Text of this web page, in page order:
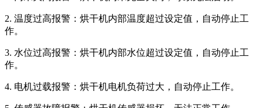
2. 温度过高报警：烘干机内部温度超过设定值，自动停止工
作。
3. 水位过高报警：烘干机内部水位超过设定值，自动停止工
作。
4. 电机过载报警：烘干机电机负荷过大，自动停止工作。